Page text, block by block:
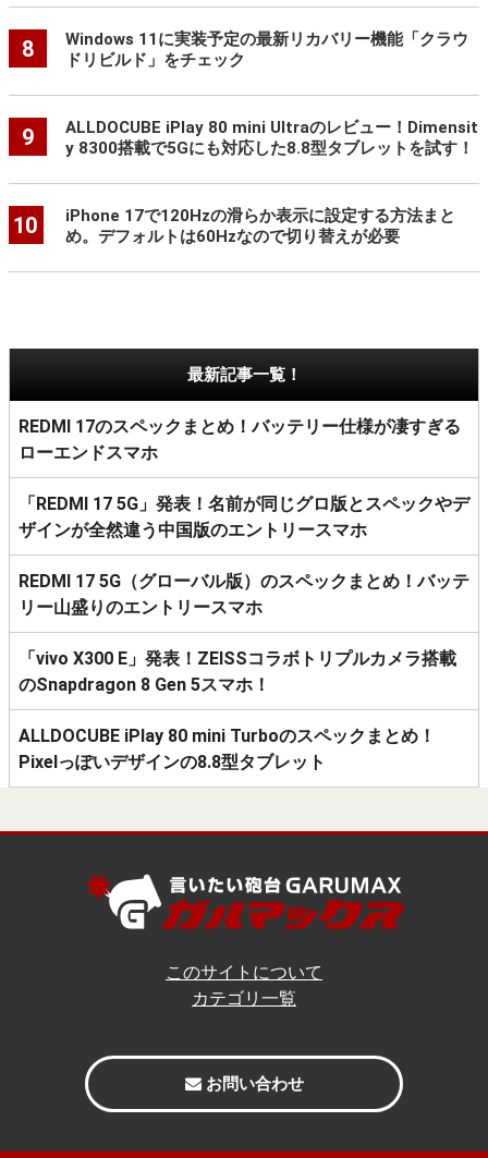
8
Windows 11に実装予定の最新リカバリー機能「クラウ
ドリビルド」をチェック
9
ALLDOCUBE iPlay 80 mini Ultraのレビュー！Dimensit
y 8300搭載で5Gにも対応した8.8型タブレットを試す！
10
iPhone 17で120Hzの滑らか表示に設定する方法まと
め。デフォルトは60Hzなので切り替えが必要
最新記事一覧！
REDMI 17のスペックまとめ！バッテリー仕様が凄すぎる
ローエンドスマホ
「REDMI 17 5G」発表！名前が同じグロ版とスペックやデ
ザインが全然違う中国版のエントリースマホ
REDMI 17 5G（グローバル版）のスペックまとめ！バッテ
リー山盛りのエントリースマホ
「vivo X300 E」発表！ZEISSコラボトリプルカメラ搭載
のSnapdragon 8 Gen 5スマホ！
ALLDOCUBE iPlay 80 mini Turboのスペックまとめ！
Pixelっぽいデザインの8.8型タブレット
このサイトについて
カテゴリ一覧
お問い合わせ